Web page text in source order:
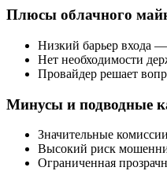
Плюсы облачного
Низкий барьер входа
Нет необходимости
Провайдер решает
Минусы и подводные
Значительные
Высокий риск
Ограниченная